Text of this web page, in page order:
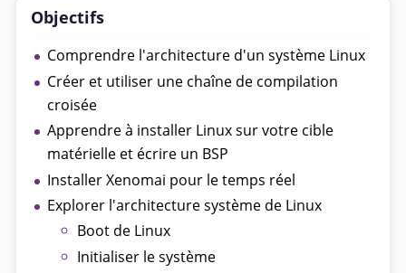
Objectifs
Comprendre l'architecture d'un système Linux
Créer et utiliser une chaîne de compilation
croisée
Apprendre à installer Linux sur votre cible
matérielle et écrire un BSP
Installer Xenomai pour le temps réel
Explorer l'architecture système de Linux
Boot de Linux
Initialiser le système